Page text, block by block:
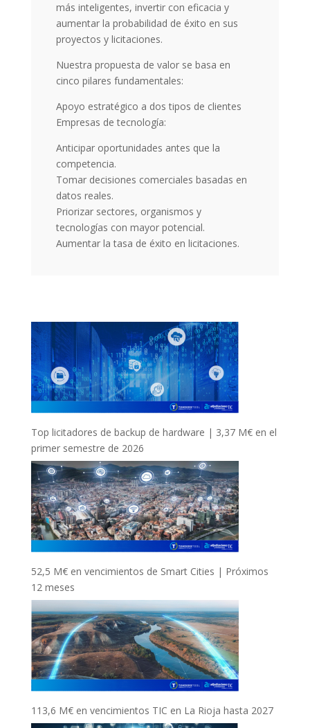
más inteligentes, invertir con eficacia y
aumentar la probabilidad de éxito en sus
proyectos y licitaciones.
Nuestra propuesta de valor se basa en
cinco pilares fundamentales:
Apoyo estratégico a dos tipos de clientes
Empresas de tecnología:
Anticipar oportunidades antes que la
competencia.
Tomar decisiones comerciales basadas en
datos reales.
Priorizar sectores, organismos y
tecnologías con mayor potencial.
Aumentar la tasa de éxito en licitaciones.
Top licitadores de backup de hardware | 3,37 M€ en el
primer semestre de 2026
52,5 M€ en vencimientos de Smart Cities | Próximos
12 meses
113,6 M€ en vencimientos TIC en La Rioja hasta 2027